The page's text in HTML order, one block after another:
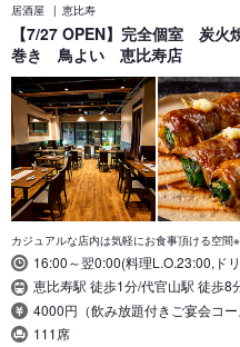
居酒屋 恵比寿
【7/27 OPEN】完全個室 炭火
巻き 鳥よい 恵比寿店
カジュアルな店内は気軽にお食事頂ける空間
16:00～翌0:00(料理L.O.23:00,ド
恵比寿駅 徒歩1分/代官山駅 徒歩8
4000円（飲み放題付きご宴会コ
111席